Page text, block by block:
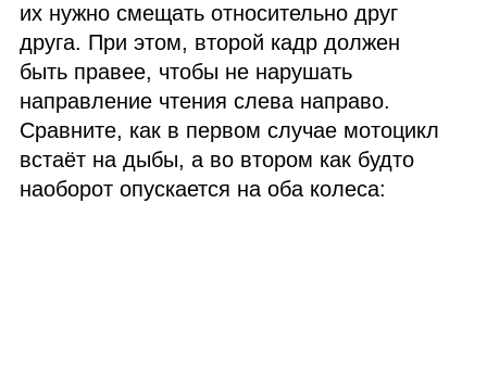
их нужно смещать относительно друг
друга. При этом, второй кадр должен
быть правее, чтобы не нарушать
направление чтения слева направо.
Сравните, как в первом случае мотоцикл
встаёт на дыбы, а во втором как будто
наоборот опускается на оба колеса: